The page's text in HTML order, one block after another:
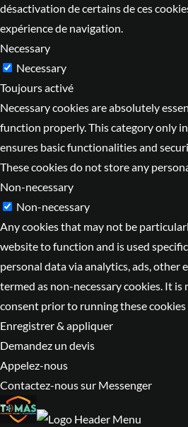
désactivation de certains de ces
expérience de navigation.
Necessary
Necessary
Toujours activé
Necessary cookies are absolutely
function properly. This category only
ensures basic functionalities and
These cookies do not store any
Non-necessary
Non-necessary
Any cookies that may not be
website to function and is used
personal data via analytics, ads, other
termed as non-necessary cookies. It
consent prior to running these
Enregistrer & appliquer
Demandez un devis
Appelez-nous
Contactez-nous sur Messenger